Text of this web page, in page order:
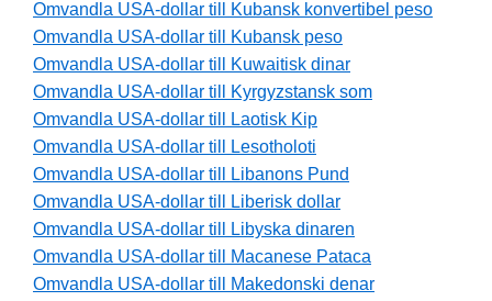
Omvandla USA-dollar till Kubansk konvertibel peso
Omvandla USA-dollar till Kubansk peso
Omvandla USA-dollar till Kuwaitisk dinar
Omvandla USA-dollar till Kyrgyzstansk som
Omvandla USA-dollar till Laotisk Kip
Omvandla USA-dollar till Lesotholoti
Omvandla USA-dollar till Libanons Pund
Omvandla USA-dollar till Liberisk dollar
Omvandla USA-dollar till Libyska dinaren
Omvandla USA-dollar till Macanese Pataca
Omvandla USA-dollar till Makedonski denar